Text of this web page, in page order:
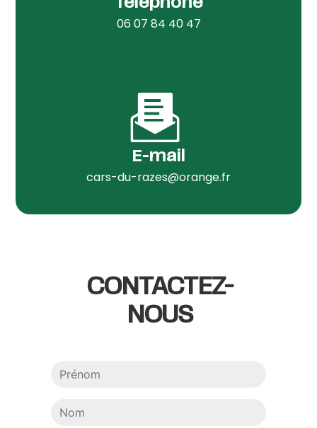
Téléphone
06 07 84 40 47
E-mail
cars-du-razes@orange.fr
CONTACTEZ-
NOUS